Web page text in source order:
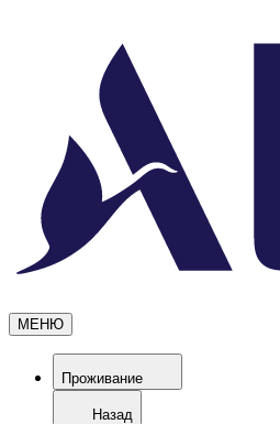
МЕНЮ
Проживание
Назад